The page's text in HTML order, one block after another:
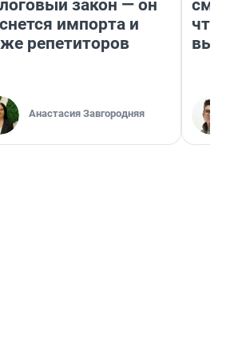
закон — он
импорта и
репетиторов
Анастасия Завгородняя